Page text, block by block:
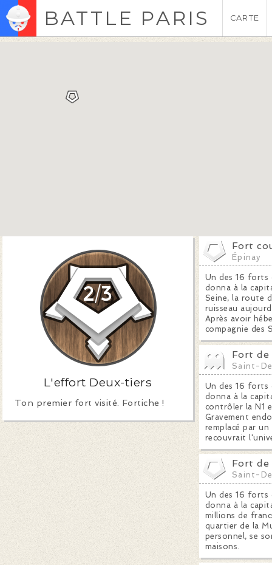
BATTLE PARIS CARTE
L'effort Deux-tiers
Ton premier fort visité. Fortiche !
Fort
Épinay
Un des 16 forts
donna à la
Seine, la route
ruisseau
Après avoir
compagnie des
Fort
Saint-
Un des 16 forts
donna à la
contrôler la N1
Gravement
remplacé par
recouvrait
Fort
Saint-
Un des 16 forts
donna à la
millions de
quartier de la
personnel, se
maisons.